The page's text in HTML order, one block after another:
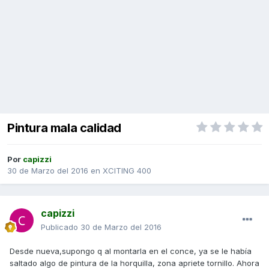
Pintura mala calidad
Por capizzi
30 de Marzo del 2016 en XCITING 400
capizzi
Publicado 30 de Marzo del 2016
Desde nueva,supongo q al montarla en el conce, ya se le había
saltado algo de pintura de la horquilla, zona apriete tornillo. Ahora